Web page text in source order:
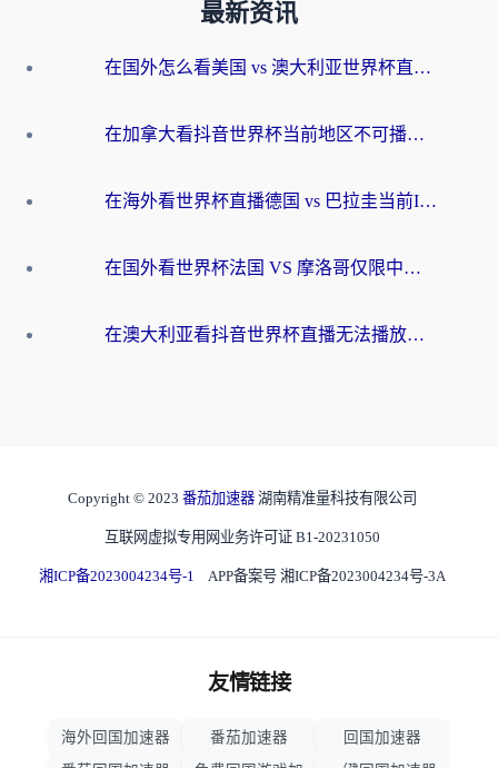
最新资讯
在国外怎么看美国 vs 澳大利亚世界杯直播？海外党必藏的中文解说观赛指南
在加拿大看抖音世界杯当前地区不可播放？海外党体育观赛终极指南
在海外看世界杯直播德国 vs 巴拉圭当前IP受限制？这篇指南帮你轻松解决地区限制
在国外看世界杯法国 VS 摩洛哥仅限中国大陆？别让地域限制拦下你的欢呼
在澳大利亚看抖音世界杯直播无法播放？海外党体育观赛终极指南来了！
Copyright © 2023 番茄加速器 湖南精准量科技有限公司
互联网虚拟专用网业务许可证 B1-20231050
湘ICP备2023004234号-1 APP备案号 湘ICP备2023004234号-3A
友情链接
海外回国加速器 番茄加速器
回国加速器